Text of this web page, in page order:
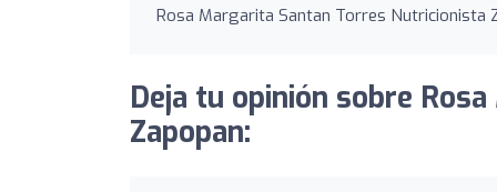
Rosa Margarita Santan Torres Nutricionista
Deja tu opinión sobre
Zapopan: